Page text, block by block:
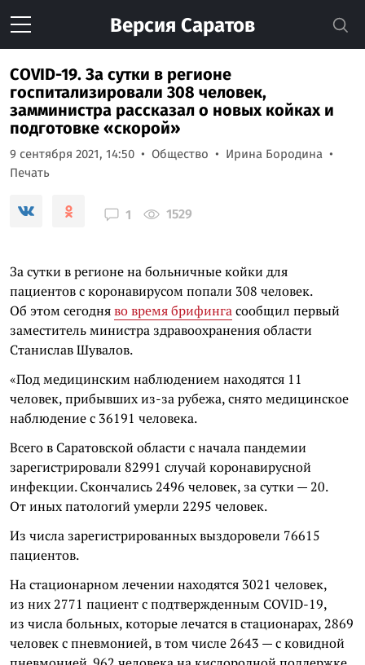
Версия Саратов
COVID-19. За сутки в регионе
госпитализировали 308 человек,
замминистра рассказал о новых койках и
подготовке «скорой»
9 сентября 2021, 14:50 Общество
Ирина Бородина
Печать
1 1529
За сутки в регионе на больничные койки для
пациентов с коронавирусом попали 308 человек.
Об этом сегодняво время брифингасообщил первый
заместитель министра здравоохранения области
Станислав Шувалов.
«Под медицинским наблюдением находятся 11
человек, прибывших из-за рубежа, снято медицинское
наблюдение с 36191 человека.
Всего в Саратовской области с начала пандемии
зарегистрировали 82991 случай коронавирусной
инфекции. Скончались 2496 человек, за сутки — 20.
От иных патологий умерли 2295 человек.
Из числа зарегистрированных выздоровели 76615
пациентов.
На стационарном лечении находятся 3021 человек,
из них 2771 пациент с подтвержденным COVID-19,
из числа больных, которые лечатся в стационарах, 2869
человек с пневмонией, в том числе 2643 — с ковидной